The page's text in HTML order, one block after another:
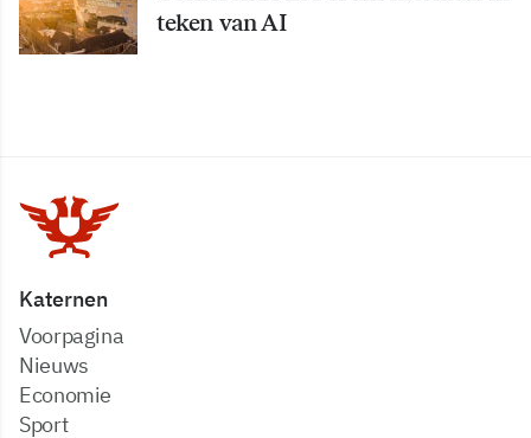
teken van AI
Katernen
Voorpagina
Nieuws
Economie
Sport